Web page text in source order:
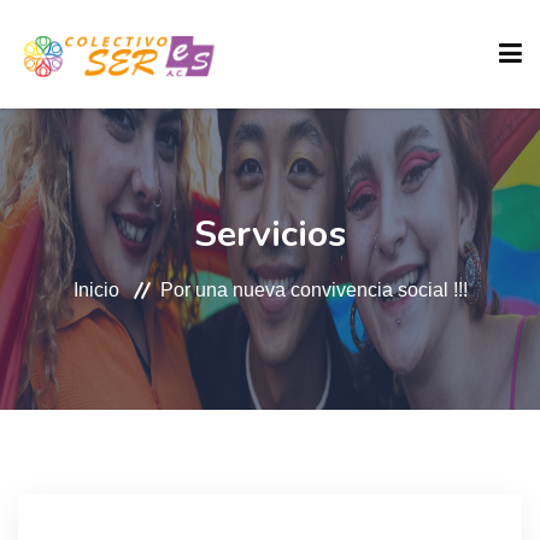
INICIO
QUIENES SOMOS
SERVICIOS
GALERÍA
Servicios
Inicio Por una nueva convivencia social !!!